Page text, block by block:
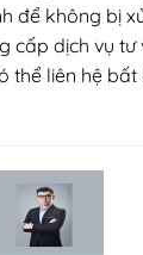
để không bị
cấp dịch vụ tư
thể liên hệ